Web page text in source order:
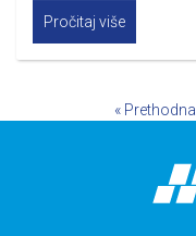
Pročitaj više
« Prethodna